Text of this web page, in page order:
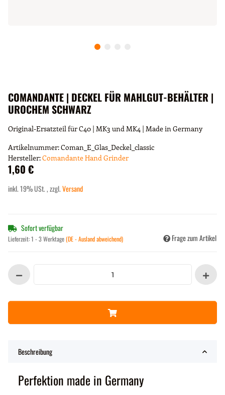
COMANDANTE | DECKEL FÜR MAHLGUT-BEHÄLTER |
UROCHEM SCHWARZ
Original-Ersatzteil für C40 | MK3 und MK4 | Made in Germany
Artikelnummer:Coman_E_Glas_Deckel_classic
Hersteller:Comandante Hand Grinder
1,60 €
inkl. 19% USt. , zzgl.Versand
Sofort verfügbar
Lieferzeit:1 - 3 Werktage(DE - Ausland abweichend) Frage zum Artikel
Beschreibung
Perfektion made in Germany